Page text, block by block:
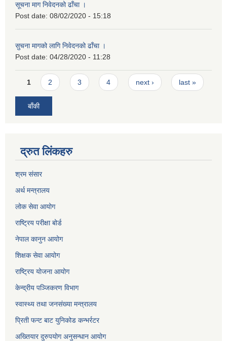
सूचना माग निवेदनको ढाँचा ।
Post date: 08/02/2020 - 15:18
सुचना मागको लागि निवेदनको ढाँचा ।
Post date: 04/28/2020 - 11:28
Pages
1 2 3 4 next › last »
बाँकी
द्रुत लिंकहरु
श्रम संसार
अर्थ मन्त्रालय
लोक सेवा आयोग
राष्ट्रिय परीक्षा बोर्ड
नेपाल कानुन आयोग
शिक्षक सेवा आयोग
राष्ट्रिय योजना आयोग
केन्द्रीय पञ्जिकरण विभाग
स्वास्थ्य तथा जनसंख्या मन्त्रालय
प्रिती फन्ट बाट युनिकोड कन्भर्रटर
अख्तियार दुरुपयोग अनुसन्धान आयोग